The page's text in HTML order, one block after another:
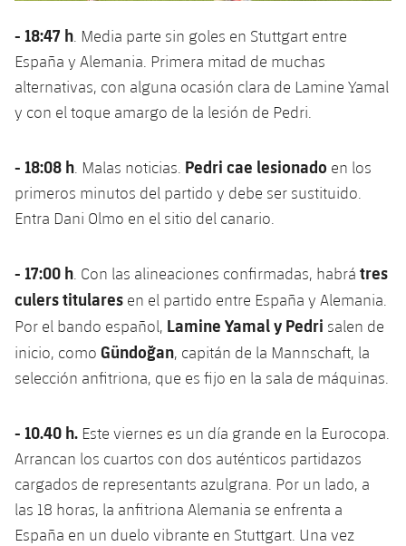
- 18:47 h . Media parte sin goles en Stuttgart entre
España y Alemania. Primera mitad de muchas
alternativas, con alguna ocasión clara de Lamine Yamal
y con el toque amargo de la lesión de Pedri.
- 18:08 h . Malas noticias. Pedri cae lesionado en los
primeros minutos del partido y debe ser sustituido.
Entra Dani Olmo en el sitio del canario.
- 17:00 h . Con las alineaciones confirmadas, habrá tres
culers titulares en el partido entre España y Alemania.
Por el bando español, Lamine Yamal y Pedri salen de
inicio, como Gündoğan, capitán de la Mannschaft, la
selección anfitriona, que es fijo en la sala de máquinas.
- 10.40 h. Este viernes es un día grande en la Eurocopa.
Arrancan los cuartos con dos auténticos partidazos
cargados de representants azulgrana. Por un lado, a
las 18 horas, la anfitriona Alemania se enfrenta a
España en un duelo vibrante en Stuttgart. Una vez